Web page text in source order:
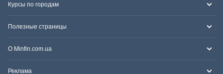
Курсы по городам
Полезные страницы
О Minfin.com.ua
Реклама